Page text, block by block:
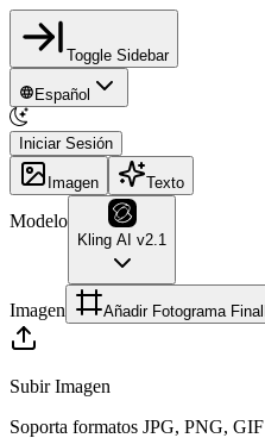
Toggle Sidebar
Español
Iniciar Sesión
Imagen Texto
Modelo
Kling AI v2.1
Imagen Añadir Fotograma Final
Subir Imagen
Soporta formatos JPG, PNG, GIF